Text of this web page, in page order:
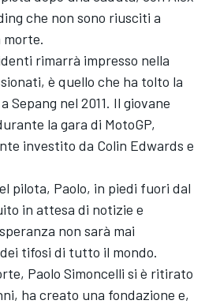
che non sono riusciti a
morte.
rimarrà impresso nella
è quello che ha tolto la
Sepang nel 2011. Il giovane
la gara di MotoGP,
investito da Colin Edwards e
pilota, Paolo, in piedi fuori dal
in attesa di notizie e
non sarà mai
tifosi di tutto il mondo.
Paolo Simoncelli si è ritirato
ha creato una fondazione e,